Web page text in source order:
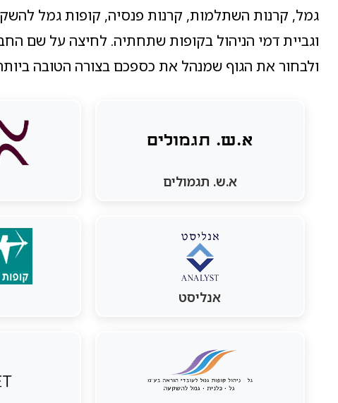
גמל, קרנות השתלמות, קרנות פנסיה, קופות גמל
וגביית דמי הניהול בקופות שתחתיה. לחיצה על שם
ולבחור את הגוף שמנהל את כספכם בצורה הטובה
א.ש. תגמולים
אנליסט